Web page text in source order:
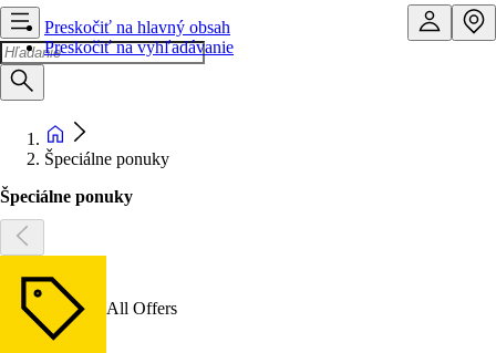
Preskočiť na hlavný obsah
Preskočiť na vyhľadávanie
Špeciálne ponuky
Špeciálne ponuky
All Offers